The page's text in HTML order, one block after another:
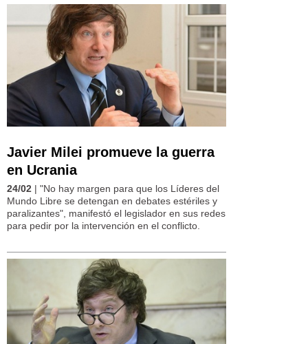
Javier Milei promueve la guerra
en Ucrania
24/02 | "No hay margen para que los Líderes del
Mundo Libre se detengan en debates estériles y
paralizantes", manifestó el legislador en sus redes
para pedir por la intervención en el conflicto.